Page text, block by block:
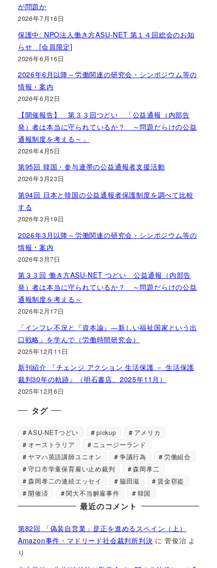
が問題か
2026年7月16日
保護中: NPO法人働き方ASU-NET 第１４回総会のお知
らせ [会員限定]
2026年6月16日
2026年6月以降～労働関連の研究会・シンポジウム等の
情報・案内
2026年6月2日
【開催報告】 第３３回つどい 「公益通報（内部告
発）者は本当に守られているか？ ～問題だらけの公益
通報制度を考える～」
2026年4月5日
第95回 韓国・参与連帯の公益通報者支援活動
2026年3月23日
第94回 日本と韓国の公益通報者保護制度を調べて比較
する
2026年3月19日
2026年3月以降～労働関連の研究会・シンポジウム等の
情報・案内
2026年3月7日
第３３回 働き方ASU-NET つどい 公益通報（内部告
発）者は本当に守られているか？ ～問題だらけの公益
通報制度を考える～
2026年2月17日
「インフレ不況と『資本論』―新しい福祉国家という出
口戦略」を学んで（労働時間研究会）
2025年12月11日
新刊紹介 『チェンジ アクション 生活保護 － 生活保護
裁判30年の軌跡』（明石書店、2025年11月）
2025年12月6日
タグ
ASU-NETつどい pickup
アメリカ
オーストラリア
ニュージーランド
ヤマハ英語講師ユニオン
争議行為
労働組合
守口市学童保育雇い止め裁判
森岡孝二
森岡孝二の連続エッセイ
脇田滋
賃金窃盗
開催済
関大不当解雇事件 韓国
最近のコメント
第82回 「偽装自営業」是正を進めるスペイン（上）
Amazon事件・マドリード社会裁判所判決 に菅俊治 よ
り